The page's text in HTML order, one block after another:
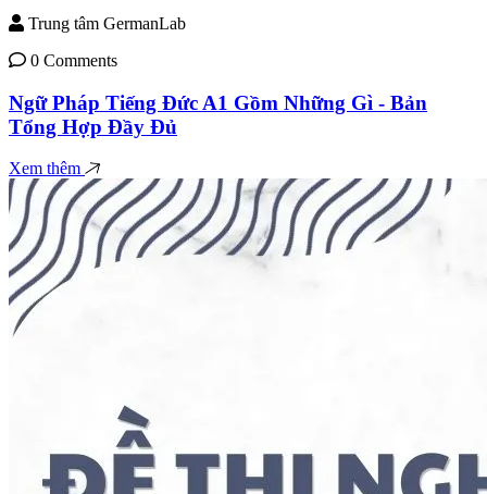
Trung tâm GermanLab
0 Comments
Ngữ Pháp Tiếng Đức A1 Gồm Những Gì - Bản
Tổng Hợp Đầy Đủ
Xem thêm